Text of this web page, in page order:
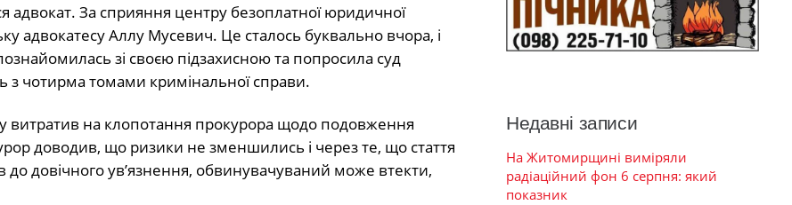
адвокат. За сприяння центру безоплатної юридичної
адвокатесу Аллу Мусевич. Це сталось буквально вчора, і
зі своєю підзахисною та попросила суд
з чотирма томами кримінальної справи.
на клопотання прокурора щодо подовження
доводив, що ризики не зменшились і через те, що стаття
до довічного ув’язнення, обвинувачуваний може втекти,
Недавні записи
На Житомирщині виміряли
радіаційний фон 6 серпня: який
показник